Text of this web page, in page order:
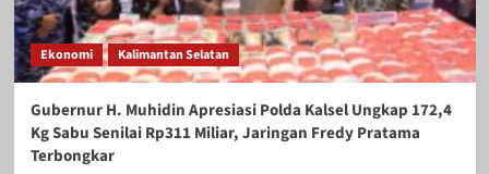
Ekonomi Kalimantan Selatan
Gubernur H. Muhidin Apresiasi Polda Kalsel Ungkap 172,4
Kg Sabu Senilai Rp311 Miliar, Jaringan Fredy Pratama
Terbongkar